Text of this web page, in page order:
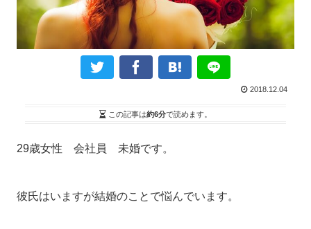
2018.12.04
この記事は約6分で読めます。
29歳女性 会社員 未婚です。
彼氏はいますが結婚のことで悩んでいます。